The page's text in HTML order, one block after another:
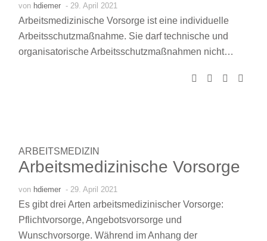
von hdiemer - 29. April 2021
Arbeitsmedizinische Vorsorge ist eine individuelle
Arbeitsschutzmaßnahme. Sie darf technische und
organisatorische Arbeitsschutzmaßnahmen nicht…
ARBEITSMEDIZIN
Arbeitsmedizinische Vorsorge
von hdiemer - 29. April 2021
Es gibt drei Arten arbeitsmedizinischer Vorsorge:
Pflichtvorsorge, Angebotsvorsorge und
Wunschvorsorge. Während im Anhang der